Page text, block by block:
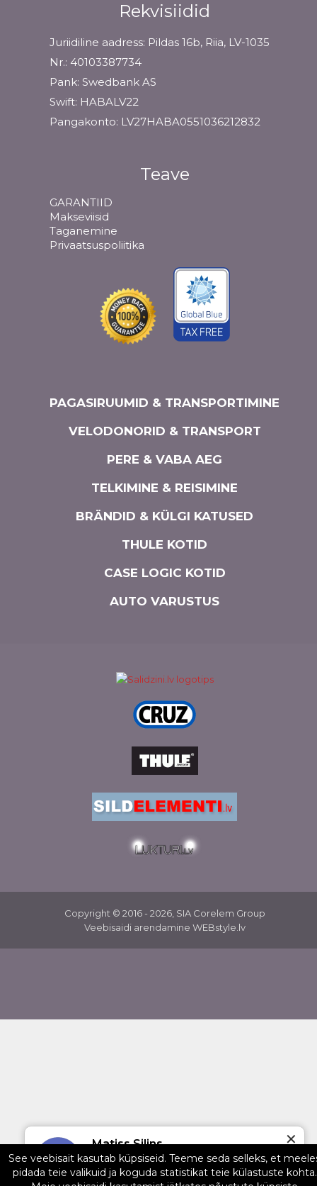
Rekvisiidid
Juriidiline aadress: Pildas 16b, Riia, LV-1035
Nr.: 40103387734
Pank: Swedbank AS
Swift: HABALV22
Pangakonto: LV27HABA0551036212832
Teave
GARANTIID
Makseviisid
Taganemine
Privaatsuspoliitika
PAGASIRUUMID & TRANSPORTIMINE
VELODONORID & TRANSPORT
PERE & VABA AEG
TELKIMINE & REISIMINE
BRÄNDID & KÜLGI KATUSED
THULE KOTID
CASE LOGIC KOTID
AUTO VARUSTUS
Copyright © 2016 - 2026, SIA Corelem Group
Veebisaidi arendamine WEBstyle.lv
Matiss Silins
5/5
22.07.2025
✕
See veebisait kasutab küpsiseid. Teeme seda selleks, et
pidada teie valikuid ja koguda statistikat teie külastuste kohta.